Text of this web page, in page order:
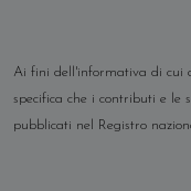
Ai fini dell'informativa di cui
specifica che i contributi e le
pubblicati nel Registro